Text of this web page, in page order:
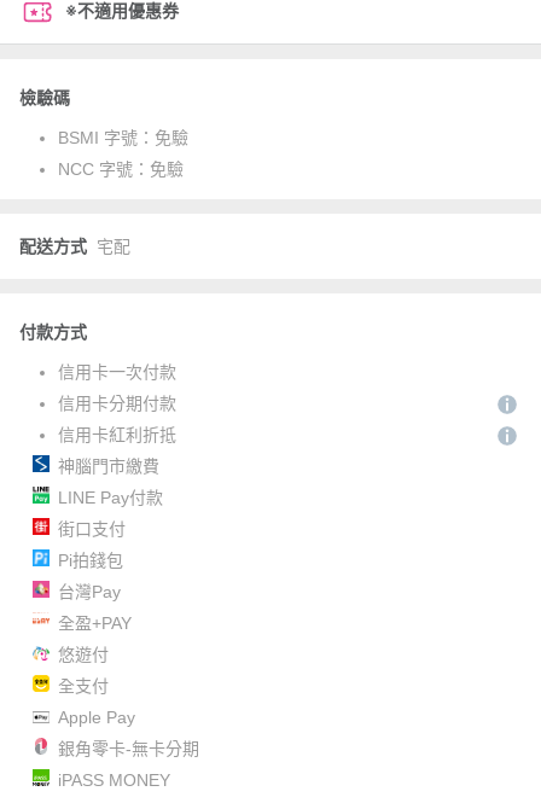
※不適用優惠券
檢驗碼
BSMI 字號： 免驗
NCC 字號： 免驗
配送方式 宅配
付款方式
信用卡一次付款
信用卡分期付款
信用卡紅利折抵
神腦門市繳費
LINE Pay付款
街口支付
Pi拍錢包
台灣Pay
全盈+PAY
悠遊付
全支付
Apple Pay
銀角零卡-無卡分期
iPASS MONEY